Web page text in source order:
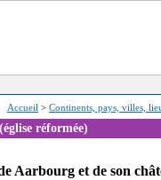
Accueil > Continents, pays, villes,
réformée)
Aarbourg et de son